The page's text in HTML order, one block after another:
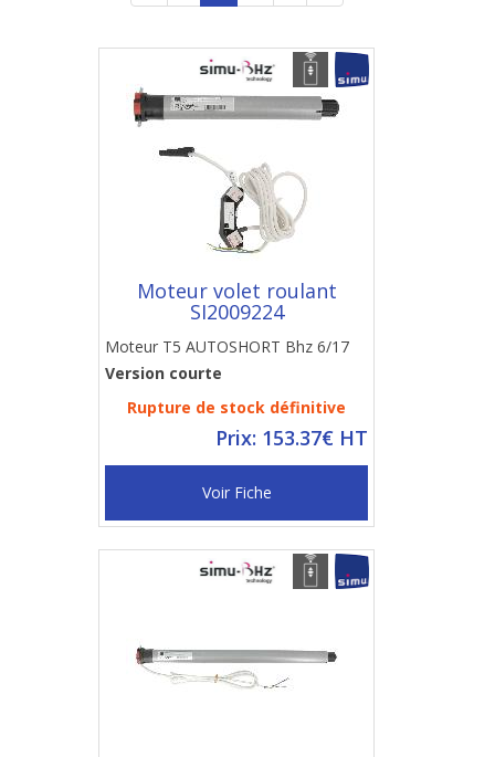
Moteur volet roulant
SI2009224
Moteur T5 AUTOSHORT Bhz 6/17
Version courte
Rupture de stock définitive
Prix: 153.37€ HT
Voir Fiche